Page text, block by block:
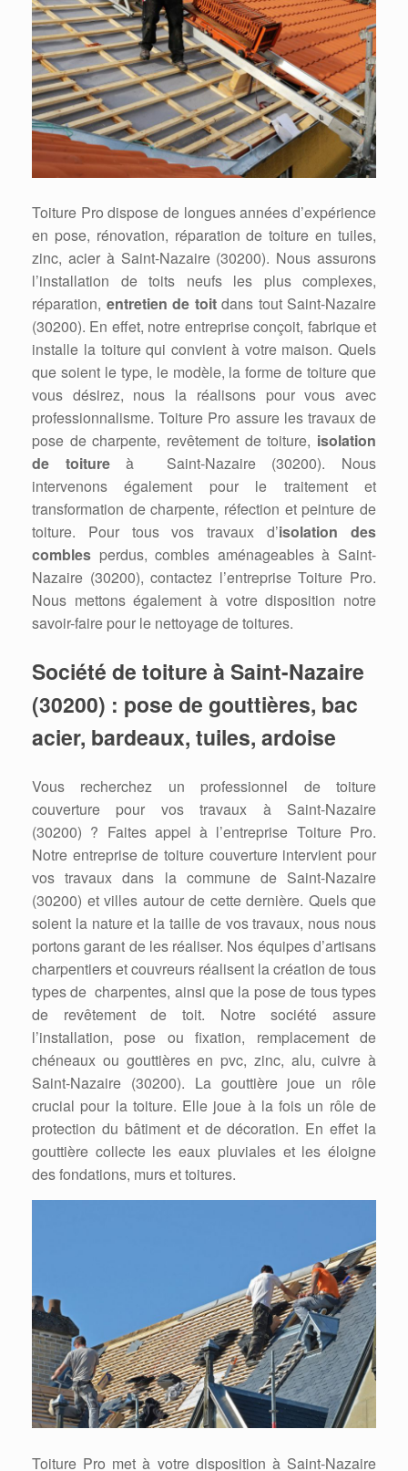
Toiture Pro dispose de longues années d’expérience
en pose, rénovation, réparation de toiture en tuiles,
zinc, acier à Saint-Nazaire (30200). Nous assurons
l’installation de toits neufs les plus complexes,
réparation, entretien de toitdans tout Saint-Nazaire
(30200). En effet, notre entreprise conçoit, fabrique et
installe la toiture qui convient à votre maison. Quels
que soient le type, le modèle, la forme de toiture que
vous désirez, nous la réalisons pour vous avec
professionnalisme. Toiture Pro assure les travaux de
pose de charpente, revêtement de toiture, isolation
de toitureà Saint-Nazaire (30200). Nous
intervenons également pour le traitement et
transformation de charpente, réfection et peinture de
toiture. Pour tous vos travaux d’isolation des
combles perdus, combles aménageables à Saint-
Nazaire (30200), contactez l’entreprise Toiture Pro.
Nous mettons également à votre disposition notre
savoir-faire pour le nettoyage de toitures.
Société de toiture à Saint-Nazaire
(30200) : pose de gouttières, bac
acier, bardeaux, tuiles, ardoise
Vous recherchez un professionnel de toiture
couverture pour vos travaux à Saint-Nazaire
(30200) ? Faites appel à l’entreprise Toiture Pro.
Notre entreprise de toiture couverture intervient pour
vos travaux dans la commune de Saint-Nazaire
(30200) et villes autour de cette dernière. Quels que
soient la nature et la taille de vos travaux, nous nous
portons garant de les réaliser. Nos équipes d’artisans
charpentiers et couvreurs réalisent la création de tous
types de charpentes, ainsi que la pose de tous types
de revêtement de toit. Notre société assure
l’installation, pose ou fixation, remplacement de
chéneaux ou gouttières en pvc, zinc, alu, cuivre à
Saint-Nazaire (30200). La gouttière joue un rôle
crucial pour la toiture. Elle joue à la fois un rôle de
protection du bâtiment et de décoration. En effet la
gouttière collecte les eaux pluviales et les éloigne
des fondations, murs et toitures.
Toiture Pro met à votre disposition à Saint-Nazaire